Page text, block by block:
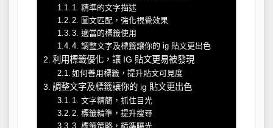
1. 精準的文字描述
2. 圖文匹配，強化視覺效果
3. 適當的標籤使用
4. 調整文字及標籤讓你的 ig 貼文更出色
利用標籤優化，讓 IG 貼文更易被發現
如何善用標籤，提升貼文可見度
調整文字及標籤讓你的 ig 貼文更出色
1. 文字精簡，抓住目光
2. 標籤精準，提升搜尋
3. 標籤策略，精準曝光